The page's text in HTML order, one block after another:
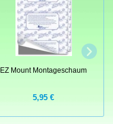
EZ Mount Montageschaum
5,95 €